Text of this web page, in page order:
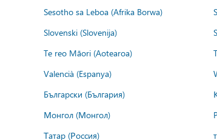
Sesotho sa Leboa (Afrika Borwa)
Slovenski (Slovenija)
Te reo Māori (Aotearoa)
Valencià (Espanya)
Български (България)
Монгол (Монгол)
Татар (Россия)